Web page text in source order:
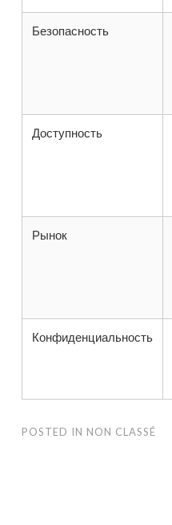
Безопасность
Доступность
Рынок
Конфиденциальность
POSTED IN NON CLASSÉ